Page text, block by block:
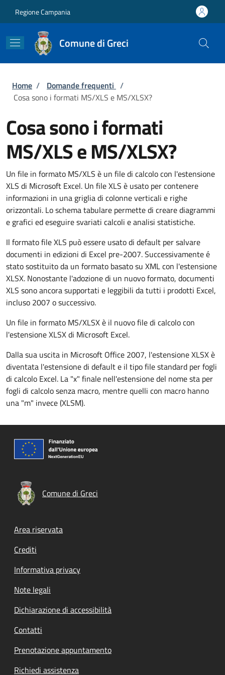
Regione Campania
Comune di Greci
Briciole di pane
Home / Domande frequenti /
Cosa sono i formati MS/XLS e MS/XLSX?
Cosa sono i formati
MS/XLS e MS/XLSX?
Un file in formato MS/XLS è un file di calcolo con l'estensione
XLS di Microsoft Excel. Un file XLS è usato per contenere
informazioni in una griglia di colonne verticali e righe
orizzontali. Lo schema tabulare permette di creare diagrammi
e grafici ed eseguire svariati calcoli e analisi statistiche.
Il formato file XLS può essere usato di default per salvare
documenti in edizioni di Excel pre-2007. Successivamente é
stato sostituito da un formato basato su XML con l'estensione
XLSX. Nonostante l'adozione di un nuovo formato, documenti
XLS sono ancora supportati e leggibili da tutti i prodotti Excel,
incluso 2007 o successivo.
Un file in formato MS/XLSX è il nuovo file di calcolo con
l'estensione XLSX di Microsoft Excel.
Dalla sua uscita in Microsoft Office 2007, l'estensione XLSX è
diventata l'estensione di default e il tipo file standard per fogli
di calcolo Excel. La "x" finale nell'estensione del nome sta per
fogli di calcolo senza macro, mentre quelli con macro hanno
una "m" invece (XLSM).
Comune di Greci
Footer menu
Area riservata
Crediti
Informativa privacy
Note legali
Dichiarazione di accessibilità
Contatti
Prenotazione appuntamento
Richiedi assistenza